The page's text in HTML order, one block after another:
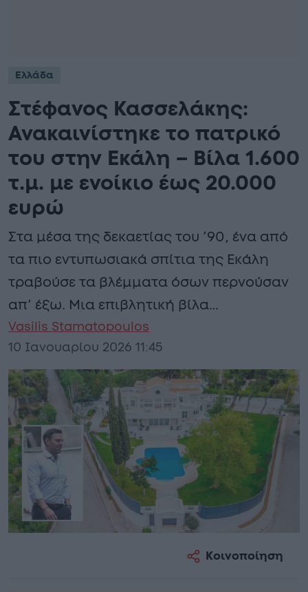
Ελλάδα
Στέφανος Κασσελάκης:
Ανακαινίστηκε το πατρικό
του στην Εκάλη – Βίλα 1.600
τ.μ. με ενοίκιο έως 20.000
ευρώ
Στα μέσα της δεκαετίας του ’90, ένα από
τα πιο εντυπωσιακά σπίτια της Εκάλη
τραβούσε τα βλέμματα όσων περνούσαν
απ’ έξω. Μια επιβλητική βίλα…
Vasilis Stamatopoulos
10 Ιανουαρίου 2026 11:45
Κοινοποίηση